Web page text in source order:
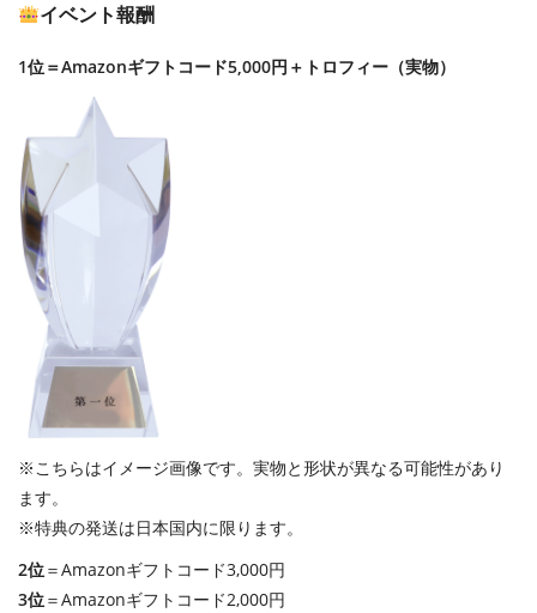
イベント報酬
1位＝Amazonギフトコード5,000円＋トロフィー（実物）
※こちらはイメージ画像です。実物と形状が異なる可能性があり
ます。
※特典の発送は日本国内に限ります。
2位＝Amazonギフトコード3,000円
3位＝Amazonギフトコード2,000円